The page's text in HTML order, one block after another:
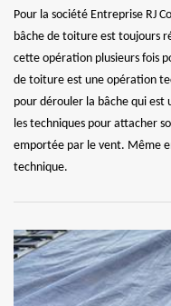
Pour la société Entreprise RJ
bâche de toiture est toujours
cette opération plusieurs fois
de toiture est une opération
pour dérouler la bâche qui
les techniques pour attacher
emportée par le vent. Même
technique.